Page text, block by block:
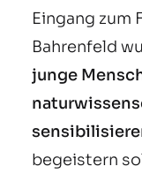
Eingang zum
Bahrenfeld
junge
begeistern